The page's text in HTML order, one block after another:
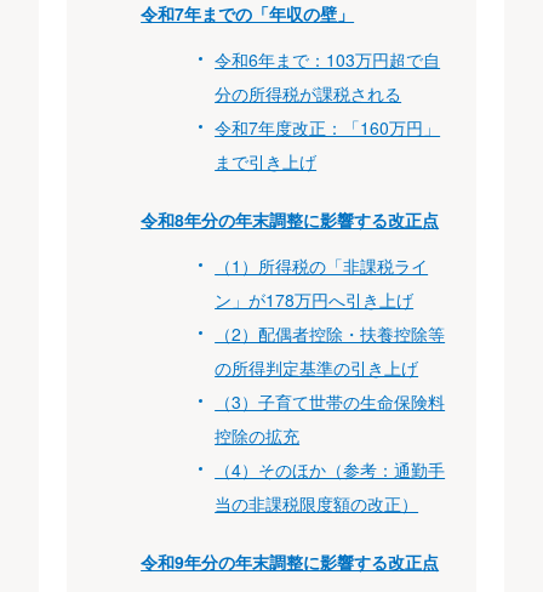
令和7年までの「年収の壁」
令和6年まで：103万円超で自
分の所得税が課税される
令和7年度改正：「160万円」
まで引き上げ
令和8年分の年末調整に影響する改正点
（1）所得税の「非課税ライ
ン」が178万円へ引き上げ
（2）配偶者控除・扶養控除等
の所得判定基準の引き上げ
（3）子育て世帯の生命保険料
控除の拡充
（4）そのほか（参考：通勤手
当の非課税限度額の改正）
令和9年分の年末調整に影響する改正点